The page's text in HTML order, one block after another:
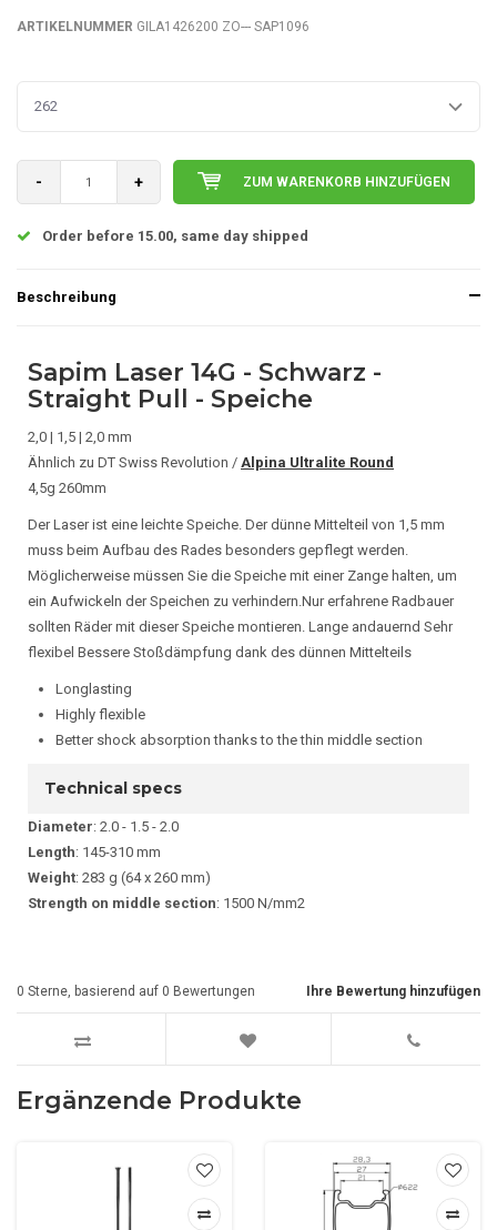
ARTIKELNUMMER GILA1426200 ZO--- SAP1096
262
- + ZUM WARENKORB HINZUFÜGEN
Order before 15.00, same day shipped
Beschreibung
Sapim Laser 14G - Schwarz -
Straight Pull - Speiche
2,0 | 1,5 | 2,0 mm
Ähnlich zu DT Swiss Revolution / Alpina Ultralite Round
4,5g 260mm
Der Laser ist eine leichte Speiche. Der dünne Mittelteil von 1,5 mm
muss beim Aufbau des Rades besonders gepflegt werden.
Möglicherweise müssen Sie die Speiche mit einer Zange halten, um
ein Aufwickeln der Speichen zu verhindern.Nur erfahrene Radbauer
sollten Räder mit dieser Speiche montieren. Lange andauernd Sehr
flexibel Bessere Stoßdämpfung dank des dünnen Mittelteils
Longlasting
Highly flexible
Better shock absorption thanks to the thin middle section
Technical specs
Diameter: 2.0 - 1.5 - 2.0
Length: 145-310 mm
Weight: 283 g (64 x 260 mm)
Strength on middle section: 1500 N/mm2
Ihre Bewertung hinzufügen
0 Sterne, basierend auf 0 Bewertungen
Ergänzende Produkte